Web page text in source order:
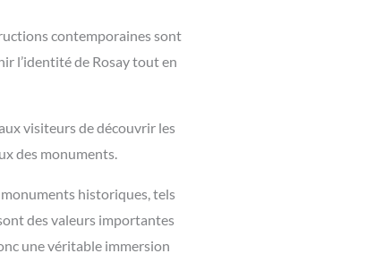
contemporaines sont
l’identité de Rosay tout en
visiteurs de découvrir les
des monuments.
historiques, tels
des valeurs importantes
une véritable immersion